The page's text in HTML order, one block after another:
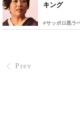
キング
#サッポロ黒ラ
Prev